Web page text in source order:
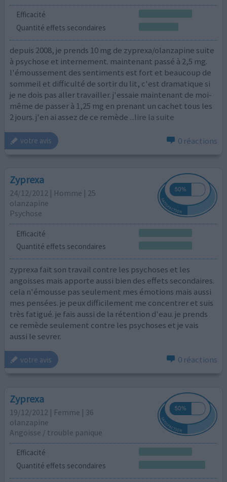
Efficacité
Quantité effets secondaires
depuis 2008, je prends 10 mg de zyprexa/olanzapine suite
à psychose et internement. maintenant passé à 2,5 mg.
l'émoussement des sentiments est fort et beaucoup de
sommeil et difficulté de sortir du lit, c'est dramatique si
je ne dois pas aller travailler. j'essaie maintenant de moi-
même de passer à 1,25 mg en prenant un cachet tous les
2 jours. j'en ai assez de ce remède ...lire la suite
votre avis 0 réactions
Zyprexa
24/12/2012 | Homme | 25
olanzapine
Psychose
Efficacité
Quantité effets secondaires
zyprexa fait son travail contre les psychoses et les
angoisses mais apporte aussi bien des effets secondaires.
cela n'émousse pas seulement mes émotions mais aussi
mes pensées. je peux difficilement me concentrer et suis
très fatigué. je fais aussi de la rétention d'eau. je prends
ce remède seulement contre les psychoses et je vais
aussi le sevrer.
votre avis 0 réactions
Zyprexa
19/12/2012 | Femme | 36
olanzapine
Angoisse / trouble panique
Efficacité
Quantité effets secondaires